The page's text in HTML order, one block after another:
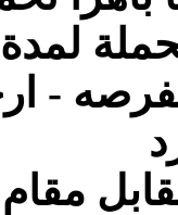
الحملة
لا تفوتوا